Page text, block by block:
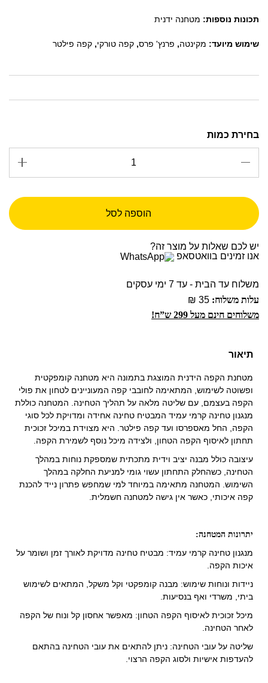
תכונות נוספות: מטחנה ידנית
שימוש מיועד: מקינטה, פרנץ' פרס, קפה טורקי, קפה פילטר
הוספה לסל
יש לכם שאלות על מוצר זה?
אנו זמינים בוואטסאפ
משלוח עד הבית - עד 7 ימי עסקים
עלות משלוח:
משלוחים חינם מעל 299 ש”ח!
תיאור
מטחנת הקפה הידנית המוצגת בתמונה היא מטחנה קומפקטית
ופשוטה לשימוש, המתאימה לחובבי קפה המעוניינים לטחון את פולי
הקפה בעצמם, עם שליטה מלאה על תהליך הטחינה. המטחנה כוללת
מנגנון טחינה קרמי עמיד המבטיח טחינה אחידה ומדויקת לכל סוגי
הקפה, החל מאספרסו ועד קפה פילטר. היא מצוידת במיכל זכוכית
תחתון לאיסוף הקפה הטחון, ולצידה מיכל נוסף לשמירת הקפה.
עיצובה כולל מבנה יציב וידית מתכתית שמספקת נוחות במהלך
הטחינה, כשהחלק התחתון עשוי גומי למניעת החלקה במהלך
השימוש. המטחנה מתאימה במיוחד למי שמחפש פתרון נייד להכנת
קפה איכותי, כאשר אין גישה למטחנה חשמלית.
יתרונות המטחנה:
מנגנון טחינה קרמי עמיד: מבטיח טחינה מדויקת לאורך זמן ושומר על
איכות הקפה.
ניידות ונוחות שימוש: מבנה קומפקטי וקל משקל, המתאים לשימוש
ביתי, משרדי ואף בנסיעות.
מיכל זכוכית לאיסוף הקפה הטחון: מאפשר אחסון קל ונוח של הקפה
לאחר הטחינה.
שליטה על עובי הטחינה: ניתן להתאים את עובי הטחינה בהתאם
להעדפות אישיות ולסוג הקפה הרצוי.